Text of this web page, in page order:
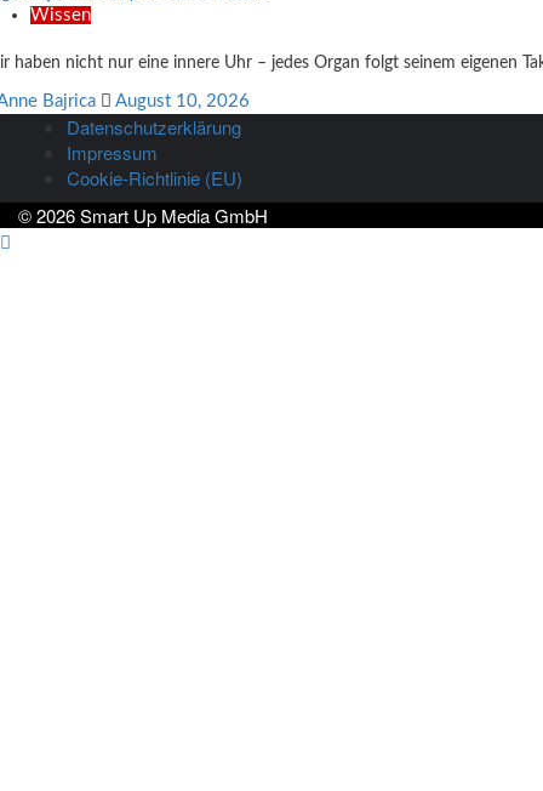
Wissen
haben nicht nur eine innere Uhr – jedes Organ folgt seinem eigenen
Bajrica August 10, 2026
Datenschutzerklärung
Impressum
Cookie-Richtlinie (EU)
© 2026 Smart Up Media GmbH